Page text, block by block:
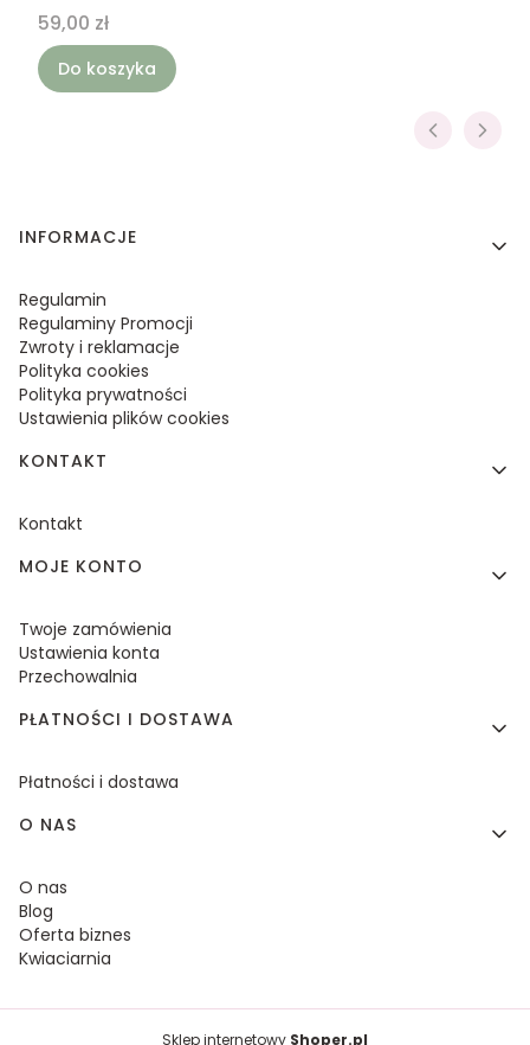
Cena
59,00 zł
Do koszyka
Linki w stopce
INFORMACJE
Regulamin
Regulaminy Promocji
Zwroty i reklamacje
Polityka cookies
Polityka prywatności
Ustawienia plików cookies
KONTAKT
Kontakt
MOJE KONTO
Twoje zamówienia
Ustawienia konta
Przechowalnia
PŁATNOŚCI I DOSTAWA
Płatności i dostawa
O NAS
O nas
Blog
Oferta biznes
Kwiaciarnia
Sklep internetowy Shoper.pl